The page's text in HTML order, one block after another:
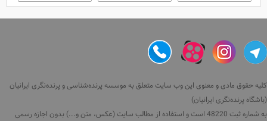
کلیه حقوق مادی و معنوی این وب سایت متعلق به موسسه پرنده‌شناسی و پرنده‌نگری ایرانیان
(باشگاه پرنده‌نگری ایرانیان)
به شماره ثبت 48220 است و استفاده از مطالب سایت (عکس، متن و...) بدون اجازه رسمی